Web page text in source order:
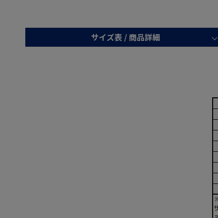
サイズ表 / 商品詳細